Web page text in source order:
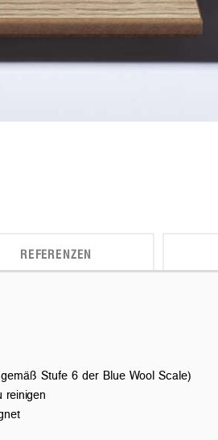
REFERENZEN
Stufe 6 der Blue Wool Scale)